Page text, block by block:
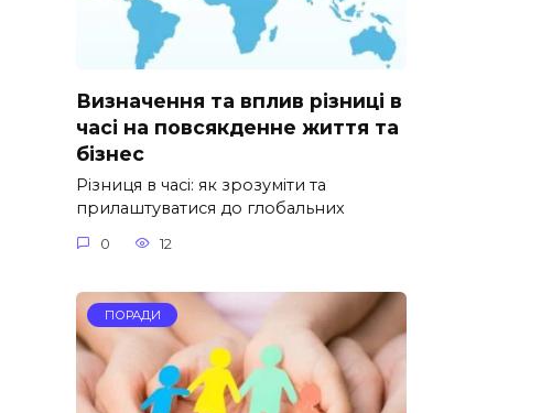
Визначення та вплив різниці в
часі на повсякденне життя та
бізнес
Різниця в часі: як зрозуміти та
прилаштуватися до глобальних
0 12
ПОРАДИ